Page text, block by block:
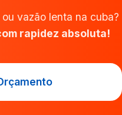
vazão lenta na cuba?
rapidez absoluta!